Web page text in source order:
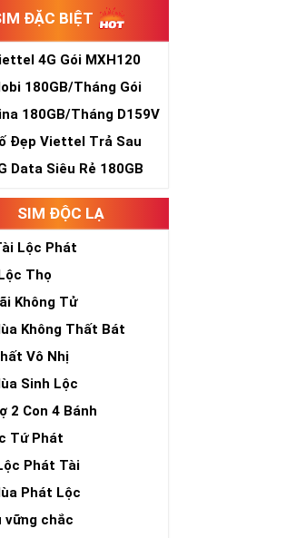
ĐẶC BIỆT
4G Gói MXH120
180GB/Tháng Gói
180GB/Tháng D159V
Đẹp Viettel Trả Sau
Data Siêu Rẻ 180GB
SIM ĐỘC LẠ
Lộc Phát
Thọ
Không Tử
Không Thất Bát
Vô Nhị
Sinh Lộc
2 Con 4 Bánh
Tứ Phát
Phát Tài
Phát Lộc
vững chắc